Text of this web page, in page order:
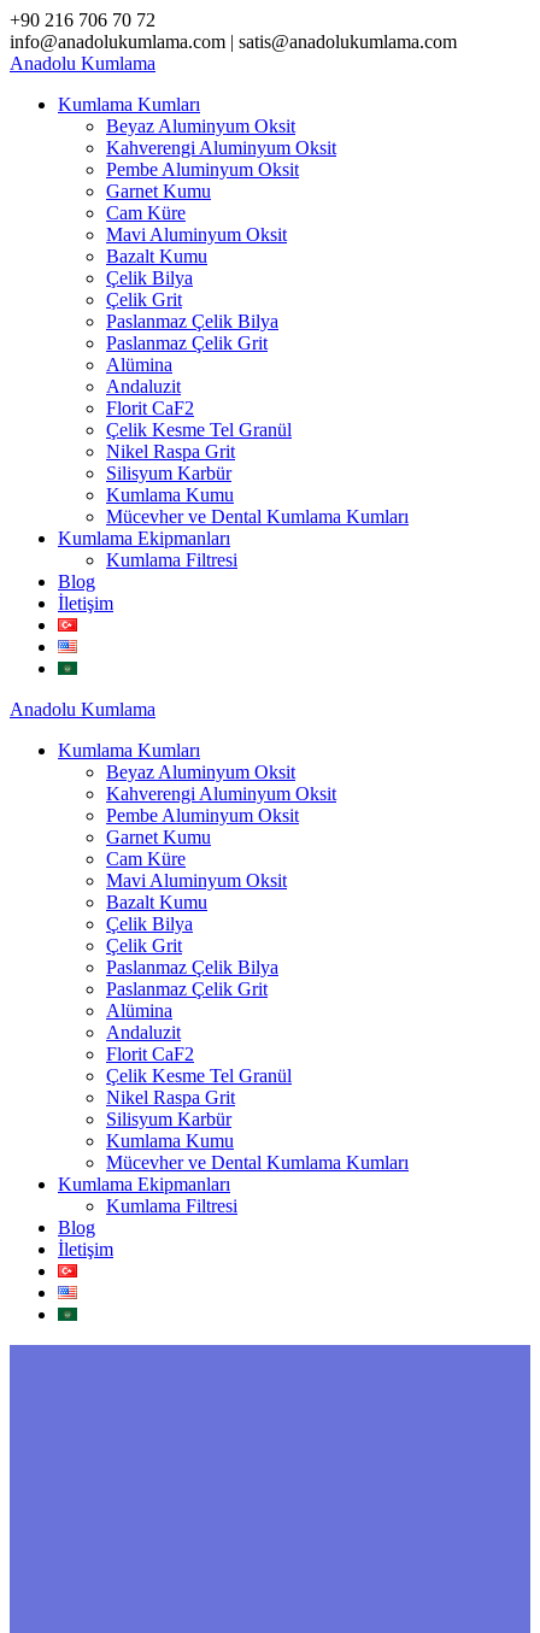
Skip
to
content
+90 216 706 70 72
info@anadolukumlama.com | satis@anadolukumlama.com
Anadolu Kumlama
Kumlama Kumları
Beyaz Aluminyum Oksit
Kahverengi Aluminyum Oksit
Pembe Aluminyum Oksit
Garnet Kumu
Cam Küre
Mavi Aluminyum Oksit
Bazalt Kumu
Çelik Bilya
Çelik Grit
Paslanmaz Çelik Bilya
Paslanmaz Çelik Grit
Alümina
Andaluzit
Florit CaF2
Çelik Kesme Tel Granül
Nikel Raspa Grit
Silisyum Karbür
Kumlama Kumu
Mücevher ve Dental Kumlama Kumları
Kumlama Ekipmanları
Kumlama Filtresi
Blog
İletişim
Anadolu Kumlama
Kumlama Kumları
Beyaz Aluminyum Oksit
Kahverengi Aluminyum Oksit
Pembe Aluminyum Oksit
Garnet Kumu
Cam Küre
Mavi Aluminyum Oksit
Bazalt Kumu
Çelik Bilya
Çelik Grit
Paslanmaz Çelik Bilya
Paslanmaz Çelik Grit
Alümina
Andaluzit
Florit CaF2
Çelik Kesme Tel Granül
Nikel Raspa Grit
Silisyum Karbür
Kumlama Kumu
Mücevher ve Dental Kumlama Kumları
Kumlama Ekipmanları
Kumlama Filtresi
Blog
İletişim